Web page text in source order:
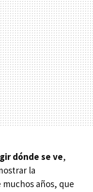
dónde se ve,
la
años, que